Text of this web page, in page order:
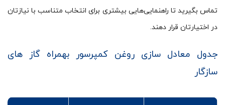
تماس بگیرید تا راهنمایی‌هایی بیشتری برای انتخاب متناسب با نیازتان
در اختیارتان قرار دهند.
جدول معادل سازی روغن کمپرسور بهمراه گاز های
سازگار